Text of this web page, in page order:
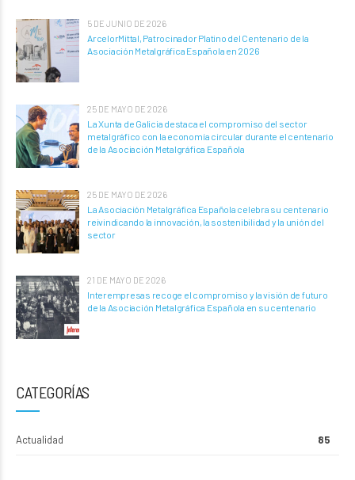
5 DE JUNIO DE 2026
ArcelorMittal, Patrocinador Platino del Centenario de la
Asociación Metalgráfica Española en 2026
25 DE MAYO DE 2026
La Xunta de Galicia destaca el compromiso del sector
metalgráfico con la economía circular durante el centenario
de la Asociación Metalgráfica Española
25 DE MAYO DE 2026
La Asociación Metalgráfica Española celebra su centenario
reivindicando la innovación, la sostenibilidad y la unión del
sector
21 DE MAYO DE 2026
Interempresas recoge el compromiso y la visión de futuro
de la Asociación Metalgráfica Española en su centenario
CATEGORÍAS
Actualidad 85